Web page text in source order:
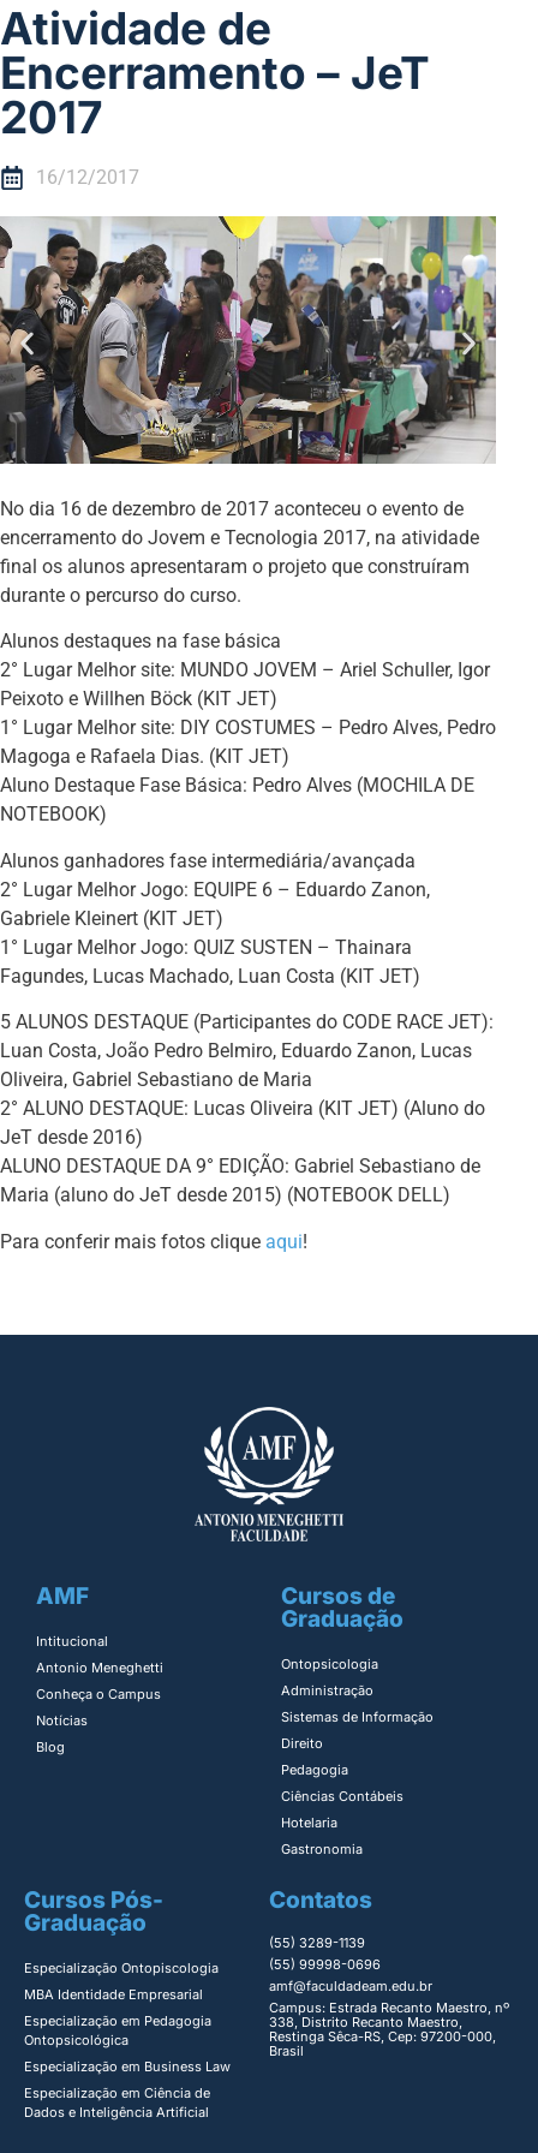
Atividade de
Encerramento – JeT
2017
16/12/2017
No dia 16 de dezembro de 2017 aconteceu o evento de
encerramento do Jovem e Tecnologia 2017, na atividade
final os alunos apresentaram o projeto que construíram
durante o percurso do curso.
Alunos destaques na fase básica
2° Lugar Melhor site: MUNDO JOVEM – Ariel Schuller, Igor
Peixoto e Willhen Böck (KIT JET)
1° Lugar Melhor site: DIY COSTUMES – Pedro Alves, Pedro
Magoga e Rafaela Dias. (KIT JET)
Aluno Destaque Fase Básica: Pedro Alves (MOCHILA DE
NOTEBOOK)
Alunos ganhadores fase intermediária/avançada
2° Lugar Melhor Jogo: EQUIPE 6 – Eduardo Zanon,
Gabriele Kleinert (KIT JET)
1° Lugar Melhor Jogo: QUIZ SUSTEN – Thainara
Fagundes, Lucas Machado, Luan Costa (KIT JET)
5 ALUNOS DESTAQUE (Participantes do CODE RACE JET):
Luan Costa, João Pedro Belmiro, Eduardo Zanon, Lucas
Oliveira, Gabriel Sebastiano de Maria
2° ALUNO DESTAQUE: Lucas Oliveira (KIT JET) (Aluno do
JeT desde 2016)
ALUNO DESTAQUE DA 9° EDIÇÃO: Gabriel Sebastiano de
Maria (aluno do JeT desde 2015) (NOTEBOOK DELL)
Para conferir mais fotos clique aqui!
AMF
Intitucional
Antonio Meneghetti
Conheça o Campus
Notícias
Blog
Cursos de
Graduação
Ontopsicologia ​
Administração​
Sistemas de Informação​
Direito​
Pedagogia
Ciências Contábeis
Hotelaria
Gastronomia
Cursos Pós-
Graduação
Especialização Ontopiscologia ​
MBA Identidade Empresarial​
Especialização em Pedagogia
Ontopsicológica​
Especialização em Business Law
Especialização em Ciência de
Dados e Inteligência Artificial
Contatos
(55) 3289-1139
(55) 99998-0696
amf@faculdadeam.edu.br
Campus: Estrada Recanto Maestro, nº
338, Distrito Recanto Maestro,
Restinga Sêca-RS, Cep: 97200-000,
Brasil